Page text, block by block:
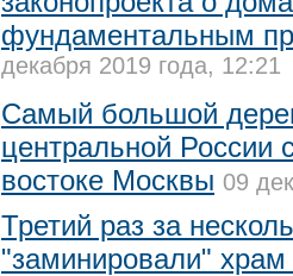
фундаментальным
декабря 2019 года, 12:21
Самый большой
центральной России
востоке Москвы 09
Третий раз за
"заминировали"